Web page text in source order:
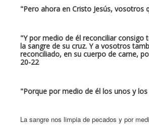
"Pero ahora en Cristo Jesús, vosotros
"Y por medio de él reconciliar consigo
la sangre de su cruz. Y a vosotros
reconciliado, en su cuerpo de carne,
20-22
"Porque por medio de él los unos y
La sangre nos limpia de pecados y por